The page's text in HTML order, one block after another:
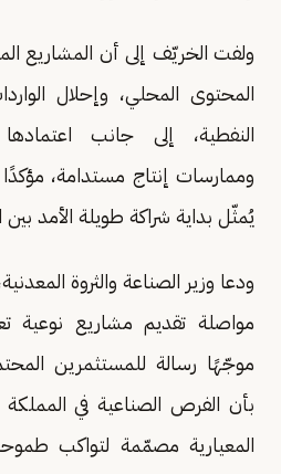
ولفت الخريّف إلى أن المشاريع
المحتوى المحلي، وإحلال
النفطية، إلى جانب
وممارسات إنتاج مستدامة،
يُمثّل بداية شراكة طويلة الأمد
ودعا وزير الصناعة والثروة
مواصلة تقديم مشاريع نوعية
موجّهًا رسالة للمستثمرين
بأن الفرص الصناعية في المملكة
المعيارية مصمّمة لتواكب